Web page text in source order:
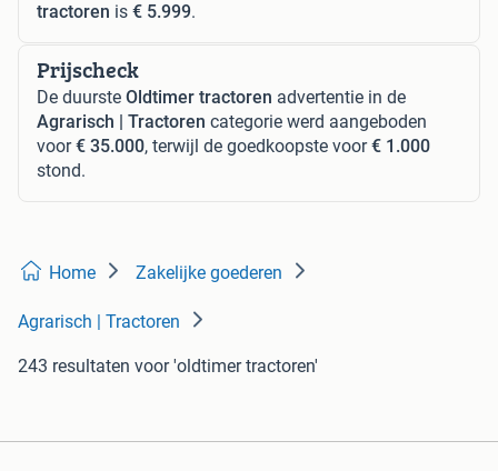
tractoren is € 5.999.
Prijscheck
De duurste Oldtimer tractoren advertentie in de
Agrarisch | Tractoren categorie werd aangeboden
voor€ 35.000, terwijl de goedkoopste voor€ 1.000
stond.
Home Zakelijke goederen
Agrarisch | Tractoren
243 resultaten voor 'oldtimer tractoren'